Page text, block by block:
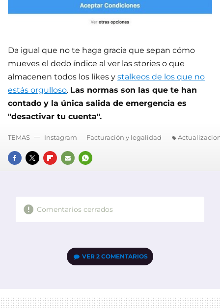
Da igual que no te haga gracia que sepan cómo
mueves el dedo índice al ver las stories o que
almacenen todos los likes y stalkeos de los que no
estás orgulloso. Las normas son las que te han
contado y la única salida de emergencia es
"desactivar tu cuenta".
FACEBOOK
TWITTERFLIPBOARD
E-
WHATSAPP
TEMAS Instagram Facturación y legalidad
Comentarios cerrados
VER2 COMENTARIOS